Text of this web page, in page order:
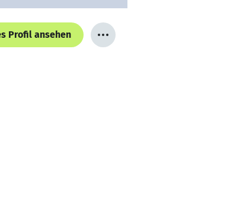
Profil ansehen